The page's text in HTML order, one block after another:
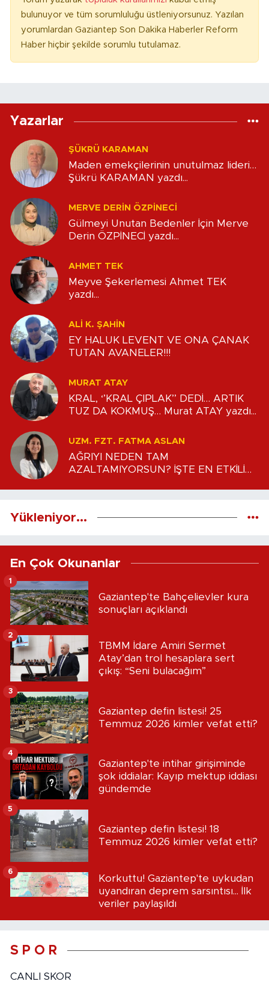
bulunuyor ve tüm sorumluluğu üstleniyorsunuz. Yazılan
yorumlardan Gaziantep Son Dakika Haberler Reform
Haber hiçbir şekilde sorumlu tutulamaz.
Yazarlar
ŞÜKRÜ KARAMAN
Maden emekçilerinin unutulmaz lideri…
Şükrü KARAMAN yazdı...
MERVE DERIN ÖZPİNECİ
Gülmeyi Unutan Bedenler İçin Merve
Derin ÖZPİNECİ yazdı...
AHMET TEK
Meyve Şekerlemesi Ahmet TEK
yazdı...
ALİ K. ŞAHİN
EY HALUK LEVENT VE ONA ÇANAK
TUTAN AVANELER!!!
MURAT ATAY
KRAL, ‘’KRAL ÇIPLAK’’ DEDİ… ARTIK
TUZ DA KOKMUŞ… Murat ATAY yazdı...
UZM. FZT. FATMA ASLAN
AĞRIYI NEDEN TAM
AZALTAMIYORSUN? İŞTE EN ETKİLİ
Yükleniyor...
En Çok Okunanlar
Gaziantep'te Bahçelievler kura
sonuçları açıklandı
1
TBMM İdare Amiri Sermet
Atay’dan trol hesaplara sert
çıkış: “Seni bulacağım”
2
Gaziantep defin listesi! 25
Temmuz 2026 kimler vefat etti?
3
Gaziantep'te intihar girişiminde
şok iddialar: Kayıp mektup iddiası
gündemde
4
Gaziantep defin listesi! 18
Temmuz 2026 kimler vefat etti?
5
Korkuttu! Gaziantep'te uykudan
uyandıran deprem sarsıntısı... İlk
veriler paylaşıldı
6
S P O R
CANLI SKOR